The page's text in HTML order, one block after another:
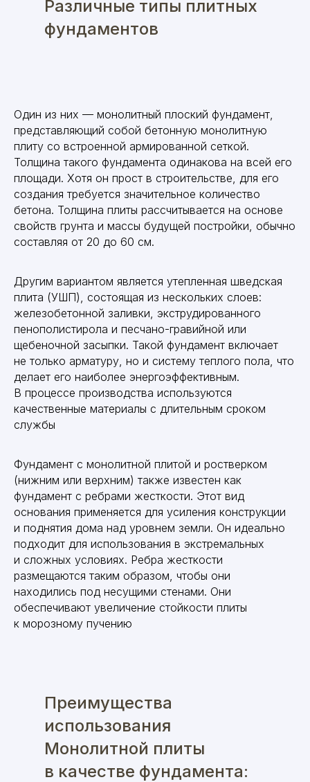
Различные типы плитных
фундаментов
Один из них — монолитный плоский фундамент,
представляющий собой бетонную монолитную
плиту со встроенной армированной сеткой.
Толщина такого фундамента одинакова на всей его
площади. Хотя он прост в строительстве, для его
создания требуется значительное количество
бетона. Толщина плиты рассчитывается на основе
свойств грунта и массы будущей постройки, обычно
составляя от 20 до 60 см.
Другим вариантом является утепленная шведская
плита (УШП), состоящая из нескольких слоев:
железобетонной заливки, экструдированного
пенополистирола и песчано-гравийной или
щебеночной засыпки. Такой фундамент включает
не только арматуру, но и систему теплого пола, что
делает его наиболее энергоэффективным.
В процессе производства используются
качественные материалы с длительным сроком
службы
Фундамент с монолитной плитой и ростверком
(нижним или верхним) также известен как
фундамент с ребрами жесткости. Этот вид
основания применяется для усиления конструкции
и поднятия дома над уровнем земли. Он идеально
подходит для использования в экстремальных
и сложных условиях. Ребра жесткости
размещаются таким образом, чтобы они
находились под несущими стенами. Они
обеспечивают увеличение стойкости плиты
к морозному пучению
Преимущества
использования
Монолитной плиты
в качестве фундамента: